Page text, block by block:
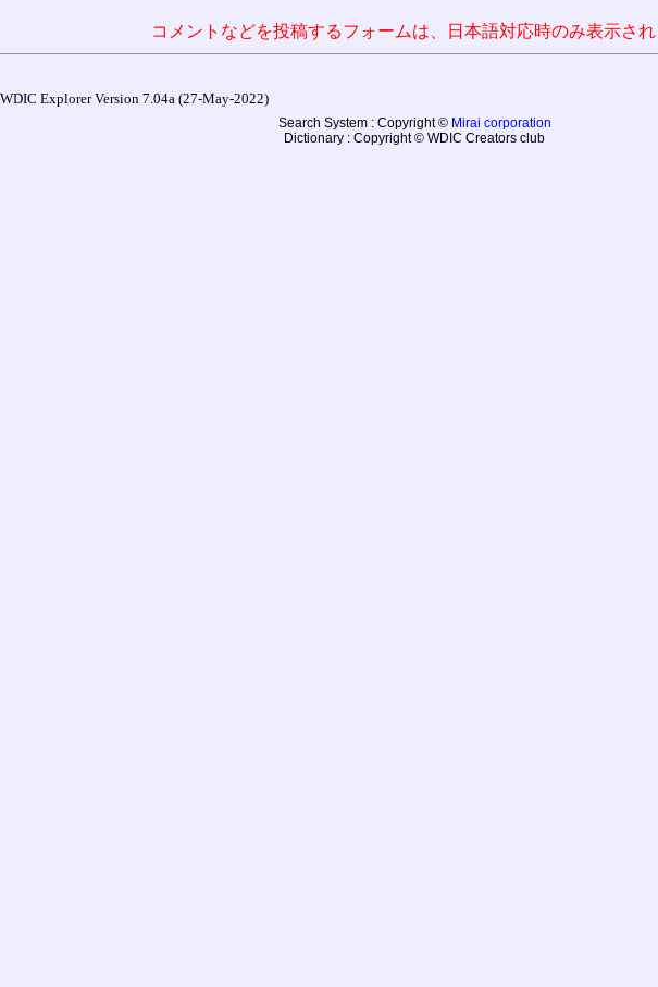
コメントなどを投稿するフォームは、日本語対応時のみ表示さ
Explorer Version 7.04a (27-May-2022)
Search System : Copyright © Mirai corporation
Dictionary : Copyright © WDIC Creators club